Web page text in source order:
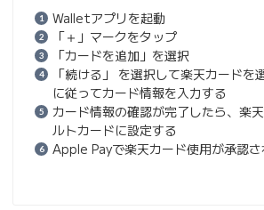
Walletアプリを起動
「＋」マークをタップ
「カードを追加」を選択
「続ける」 を選択して楽天カードを
に従ってカード情報を入力する
カード情報の確認が完了したら、楽
ルトカードに設定する
Apple Payで楽天カード使用が承認